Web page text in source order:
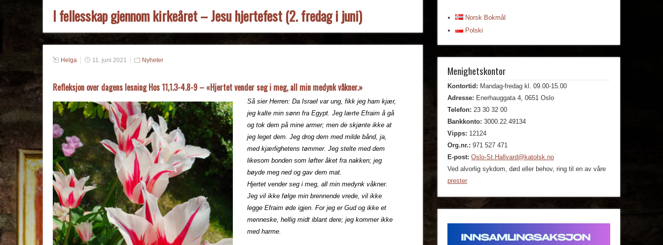
I fellesskap gjennom kirkeåret – Jesu hjertefest (2. fredag i juni)
Helga 11. juni 2021 Nyheter
Refleksjon over dagens lesning Hos 11,1.3-4.8-9 – «Hjertet vender seg i meg, all min medynk våkner.»
Så sier Herren: Da Israel var ung, fikk jeg ham kjær,
jeg kalte min sønn fra Egypt. Jeg lærte Efraim å gå
og tok dem på mine armer; men de skjønte ikke at
jeg leget dem. Jeg drog dem med milde bånd, ja,
med kjærlighetens tømmer. Jeg stelte med dem
likesom bonden som løfter åket fra nakken; jeg
bøyde meg ned og gav dem mat.
Hjertet vender seg i meg, all min medynk våkner.
Jeg vil ikke følge min brennende vrede, vil ikke
legge Efraim øde igjen. For jeg er Gud og ikke et
menneske, hellig midt iblant dere; jeg kommer ikke
med harme.
Norsk Bokmål
Polski
Menighetskontor
Kontortid: Mandag-fredag kl. 09.00-15.00
Adresse: Enerhauggata 4, 0651 Oslo
Telefon: 23 30 32 00
Bankkonto: 3000.22.49134
Vipps: 12124
Org.nr.: 971 527 471
E-post: Oslo-St.Hallvard@katolsk.no
Ved alvorlig sykdom, død eller behov, ring til en av våre
prester